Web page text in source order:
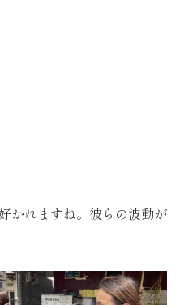
かれますね。彼らの波動が